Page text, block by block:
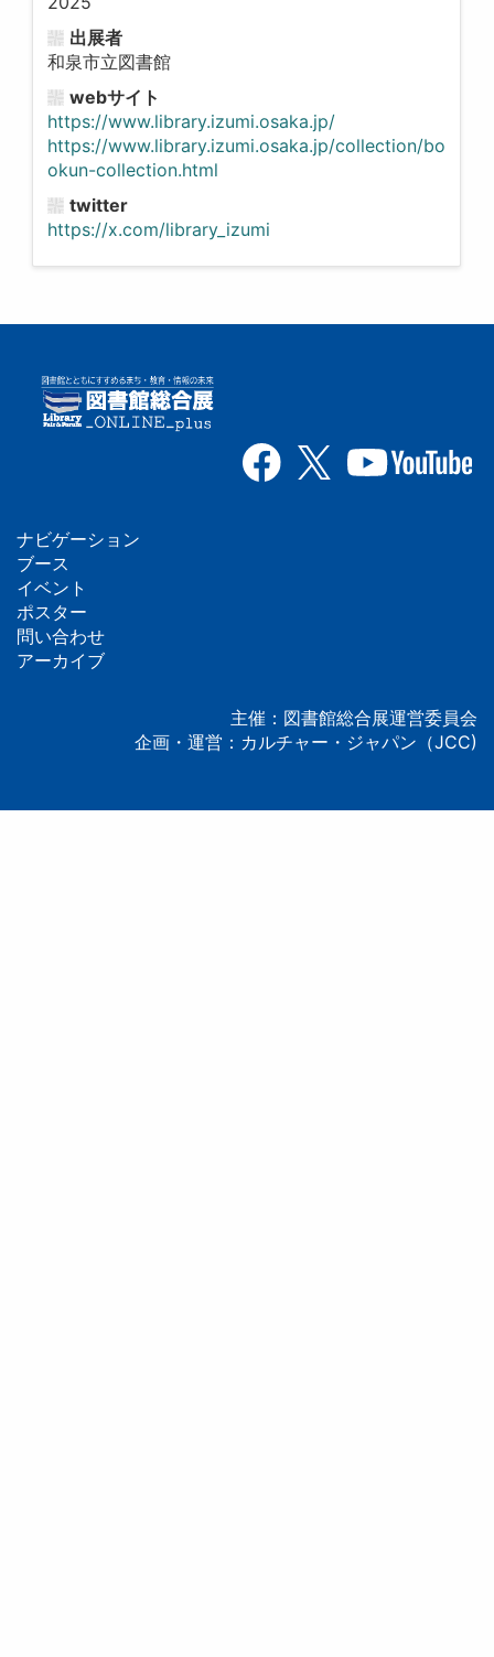
出展者
和泉市立図書館
webサイト
https://www.library.izumi.osaka.jp/
https://www.library.izumi.osaka.jp/collection/bo
okun-collection.html
twitter
https://x.com/library_izumi
フ
ッ
タ
ナビゲーション
ブース
イベント
ポスター
問い合わせ
アーカイブ
主催：図書館総合展運営委員会
企画・運営：カルチャー・ジャパン（JCC)